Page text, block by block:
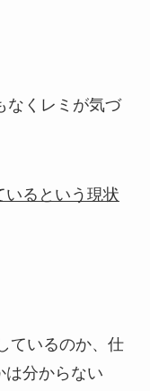
なくレミが気づ
いるという現状
ているのか、仕
は分からない